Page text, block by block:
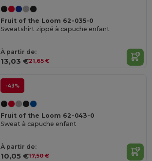
Fruit of the Loom 62-035-0
Sweatshirt zippé à capuche enfant
À partir de:
13,03 €21,65 €
-43%
Fruit of the Loom 62-043-0
Sweat à capuche enfant
À partir de:
10,05 €17,50 €